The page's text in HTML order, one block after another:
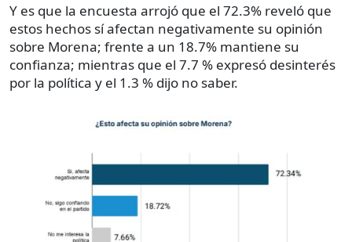
Y es que la encuesta arrojó que el 72.3% reveló que
estos hechos sí afectan negativamente su opinión
sobre Morena; frente a un 18.7% mantiene su
confianza; mientras que el 7.7 % expresó desinterés
por la política y el 1.3 % dijo no saber.